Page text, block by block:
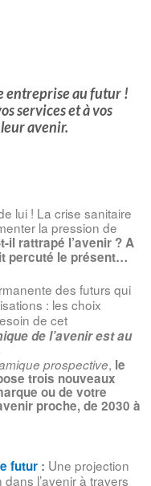
entreprise au futur !
services et à vos
avenir.
lui ! La crise sanitaire
la pression de
il rattrapé l’avenir ? A
percuté le présent…
des futurs qui
: les choix
de cet
de l’avenir est au
prospective, le
trois nouveaux
ou de votre
proche, de 2030 à
futur : Une projection
l’avenir à travers